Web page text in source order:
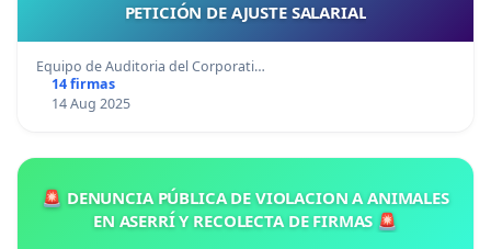
PETICIÓN DE AJUSTE SALARIAL
Equipo de Auditoria del Corporati…
14 firmas
14 Aug 2025
🚨 DENUNCIA PÚBLICA DE VIOLACION A ANIMALES
EN ASERRÍ Y RECOLECTA DE FIRMAS 🚨